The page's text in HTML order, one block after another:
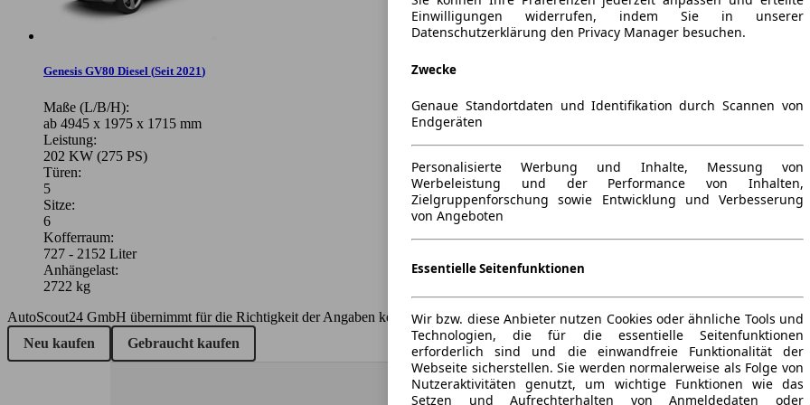
Genesis GV80 Diesel (Seit 2021)
Maße (L/B/H):
ab 4945 x 1975 x 1715 mm
Leistung:
202 KW (275 PS)
Türen:
5
Sitze:
6
Kofferraum:
727 - 2152 Liter
Anhängelast:
2722 kg
AutoScout24 GmbH übernimmt für die Richtigkeit der Angaben keine Gewähr.
Neu kaufen
Gebraucht kaufen
Einwilligungen widerrufen, indem Sie in unserer
Datenschutzerklärung den Privacy Manager besuchen.
Zwecke
Genaue Standortdaten und Identifikation durch Scannen von
Endgeräten
Personalisierte Werbung und Inhalte, Messung von
Werbeleistung und der Performance von Inhalten,
Zielgruppenforschung sowie Entwicklung und Verbesserung
von Angeboten
Essentielle Seitenfunktionen
Wir bzw. diese Anbieter nutzen Cookies oder ähnliche Tools und
Technologien, die für die essentielle Seitenfunktionen
erforderlich sind und die einwandfreie Funktionalität der
Webseite sicherstellen. Sie werden normalerweise als Folge von
Nutzeraktivitäten genutzt, um wichtige Funktionen wie das
Setzen und Aufrechterhalten von Anmeldedaten oder